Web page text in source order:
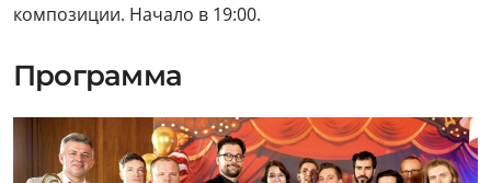
композиции. Начало в 19:00.
Программа